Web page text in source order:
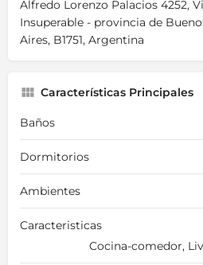
Alfredo Lorenzo Palacios 4252,
Insuperable - provincia de
Aires, B1751, Argentina
Características Principales
Baños
Dormitorios
Ambientes
Caracteristicas
Cocina-comedor,